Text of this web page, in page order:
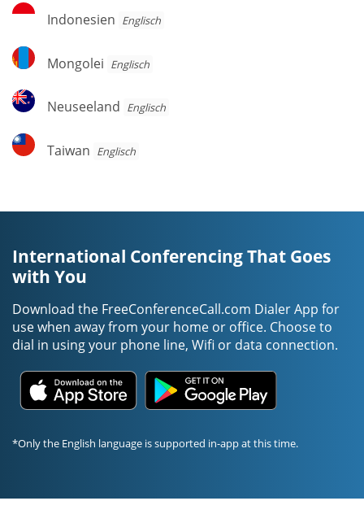
Indonesien
Indonesien Englisch
Mongolei
Mongolei Englisch
Neuseeland
Neuseeland Englisch
Taiwan
Taiwan Englisch
International Conferencing That Goes
with You
Download the FreeConferenceCall.com Dialer App for
use when away from your home or office. Choose to
dial in using your phone line, Wifi or data connection.
*Only the English language is supported in-app at this time.